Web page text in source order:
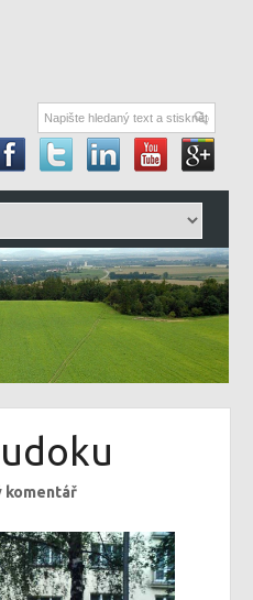
komentář